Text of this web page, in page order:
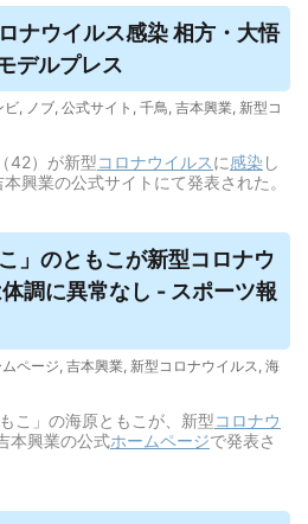
ナウイルス感染 相方・大悟
デルプレス
ビ, ノブ, 公式サイト , 千鳥, 吉本興業, 新型コ
42）が新型コロナウイルスに感染 し
興業の公式サイトにて発表された。
」のともこが新型コロナウ
調に異常なし - スポーツ報
ページ, 吉本興業, 新型コロナウイルス, 海
こ」の海原ともこが、新型コロナウ
本興業の公式ホームページで発表さ